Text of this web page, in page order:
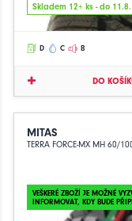
Skladem 12+ ks - do
D C B
DO
MITAS
TERRA FORCE-MX MH 60/
VEŠKERÉ ZBOŽÍ JE MOŽNÉ
INFORMOVAT, KDY BUDE